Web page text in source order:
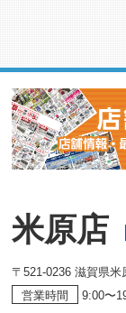
米原店
〒521-0236 滋賀県米
営業時間
9:00〜